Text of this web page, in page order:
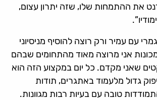
את ההתמחות שלו, שזה יתרון עצום,
עם עמיר ורק רוצה להוסיף מניסיוני
אני מרוצה מאוד מהתחומים שבהם
שאני מקדם. כל יום במקצוע הזה הוא
גדול מלעמוד באתגרים, תודות
טובה עם בעיות רבות מגוונות.